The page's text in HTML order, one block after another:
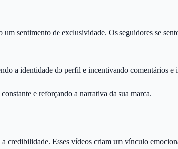
sentimento de exclusividade. Os seguidores se
a identidade do perfil e incentivando comentários e
e reforçando a narrativa da sua marca.
credibilidade. Esses vídeos criam um vínculo